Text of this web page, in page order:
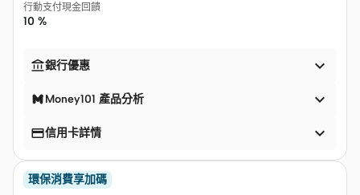
行動支付現金回饋
10 %
銀行優惠 
Money101 產品分析 
信用卡詳情 
環保消費享加碼